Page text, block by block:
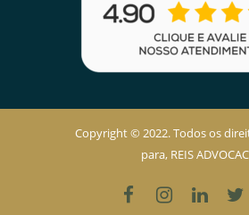
Copyright © 2022. Todos os
para, REIS